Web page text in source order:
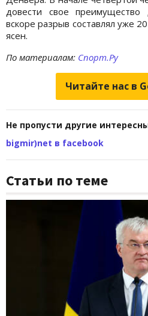
довести свое преимущество
вскоре разрыв составлял уже
ясен.
По материалам: Спорт.Ру
Читайте нас в
Не пропусти другие
bigmir)net в facebook
Статьи по теме